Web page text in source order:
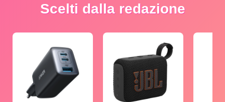
Scelti dalla redazione